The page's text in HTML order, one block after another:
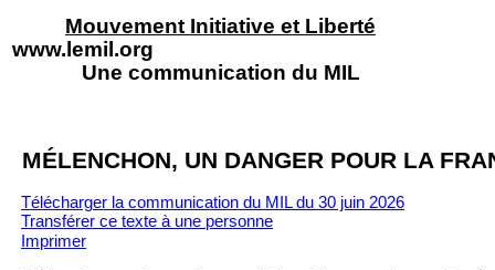
Mouvement Initiative et Liberté
www.lemil.org
Une communication du MIL
MÉLENCHON, UN DANGER POUR LA
Télécharger la communication du MIL du 30 juin 2026
Transférer ce texte à une personne
Imprimer